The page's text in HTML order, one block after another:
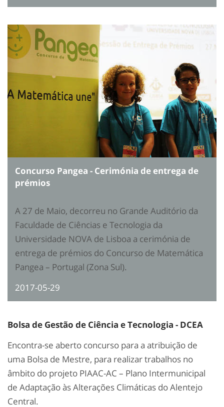
Concurso Pangea - Cerimónia de entrega de
prémios
A 27 de Maio, decorreu no Grande Auditório da
Faculdade de Ciências e Tecnologia da
Universidade NOVA de Lisboa a cerimónia de
entrega de prémios do Concurso de Matemática
Pangea – Portugal (Zona Sul).
2017-05-29
Bolsa de Gestão de Ciência e Tecnologia - DCEA
Encontra-se aberto concurso para a atribuição de
uma Bolsa de Mestre, para realizar trabalhos no
âmbito do projeto PIAAC-AC – Plano Intermunicipal
de Adaptação às Alterações Climáticas do Alentejo
Central.